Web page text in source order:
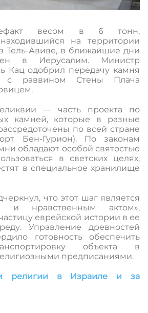
весом в 6 тонн,
на территории
Тель-Авиве, в ближайшие дни
в Иерусалим. Министр
Кац одобрил передачу камня
с раввином Стены Плача
— часть проекта по
камней, которые в разные
по всей стране
Бен-Гурион). По законам
обладают особой святостью
в светских целях,
в специальное хранилище
что этот шаг является
и нравственным актом»,
еврейской истории в ее
Управление древностей
готовность обеспечить
объекта в
предписаниями.
религии в Израиле и за